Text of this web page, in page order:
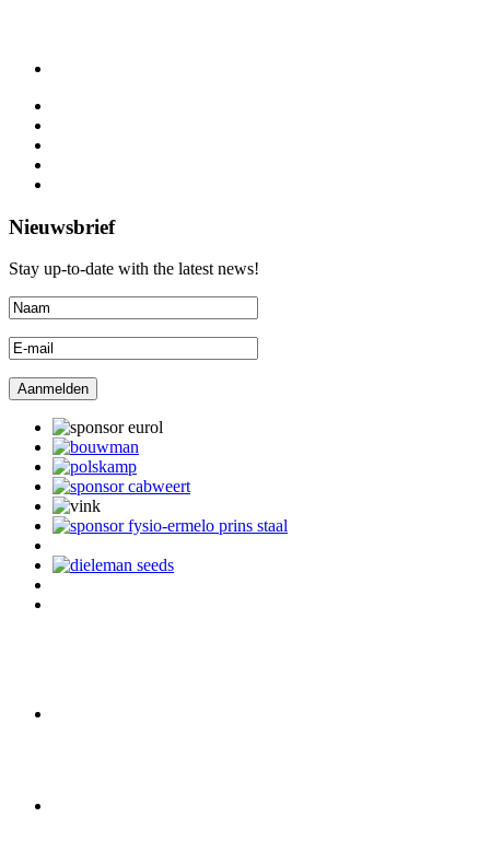
Nieuwsbrief
Stay up-to-date with the latest news!